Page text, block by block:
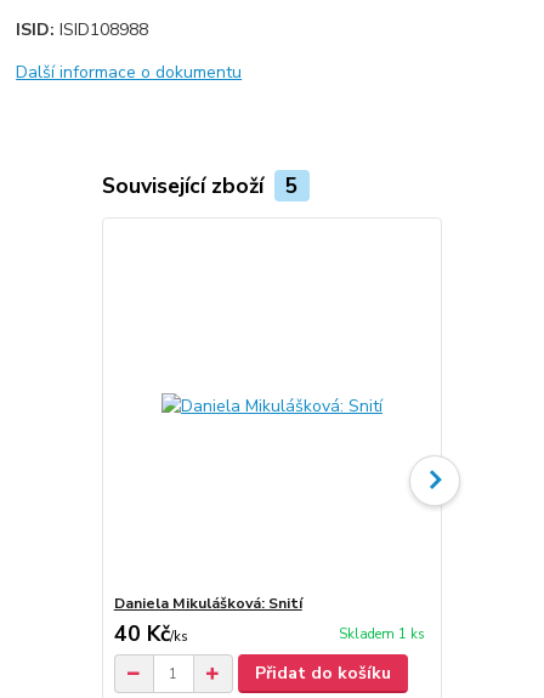
ISID:ISID108988
Další informace o dokumentu
Související zboží 5
Daniela Mikulášková: Snití
40 Kč/ks Skladem 1 ks
Přidat do košíku